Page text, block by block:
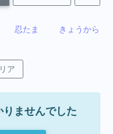
忍たま きょうから
ア
ませんでした